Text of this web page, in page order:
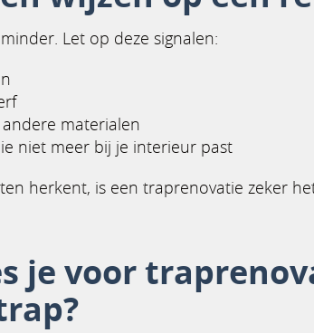
Let op deze signalen:
materialen
niet meer bij je interieur past
herkent, is een traprenovatie zeker
je voor